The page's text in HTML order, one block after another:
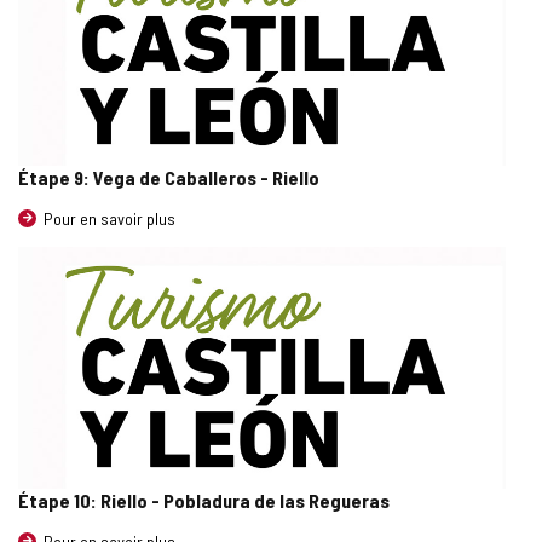
Étape 9: Vega de Caballeros - Riello
Pour en savoir plus
Étape 10: Riello - Pobladura de las Regueras